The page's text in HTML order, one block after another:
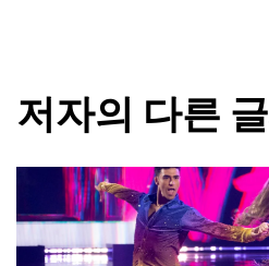
저자의 다른 글